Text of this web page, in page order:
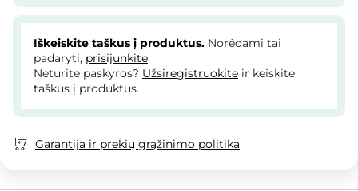
Iškeiskite taškus į produktus. Norėdami tai
padaryti, prisijunkite.
Neturite paskyros? Užsiregistruokite ir keiskite
taškus į produktus.
Garantija ir prekių grąžinimo politika